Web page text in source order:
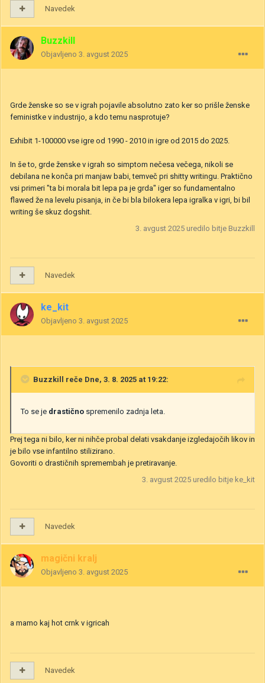
Navedek
Buzzkill
Objavljeno 3. avgust 2025
Grde ženske so se v igrah pojavile absolutno zato ker so prišle ženske
feministke v industrijo, a kdo temu nasprotuje?
Exhibit 1-100000 vse igre od 1990 - 2010 in igre od 2015 do 2025.
In še to, grde ženske v igrah so simptom nečesa večega, nikoli se
debilana ne konča pri manjaw babi, temveč pri shitty writingu. Praktično
vsi primeri "ta bi morala bit lepa pa je grda" iger so fundamentalno
flawed že na levelu pisanja, in če bi bla bilokera lepa igralka v igri, bi bil
writing še skuz dogshit.
3. avgust 2025 uredilo bitje Buzzkill
Navedek
ke_kit
Objavljeno 3. avgust 2025
Buzzkill reče Dne, 3. 8. 2025 at 19:22:
To se je drastično spremenilo zadnja leta.
Prej tega ni bilo, ker ni nihče probal delati vsakdanje izgledajočih likov in
je bilo vse infantilno stilizirano.
Govoriti o drastičnih spremembah je pretiravanje.
3. avgust 2025 uredilo bitje ke_kit
Navedek
magični kralj
Objavljeno 3. avgust 2025
a mamo kaj hot crnk v igricah
Navedek